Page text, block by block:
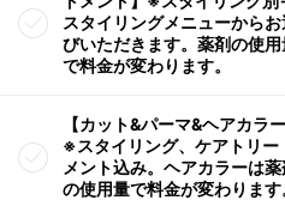
スタイリングメニューからお
びいただきます。薬剤の使用
で料金が変わります。
【カット&パーマ&ヘアカラー
※スタイリング、ケアトリー
メント込み。ヘアカラーは薬
の使用量で料金が変わります